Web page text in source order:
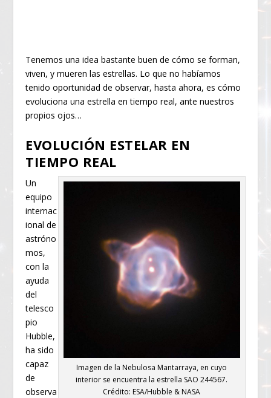
Tenemos una idea bastante buen de cómo se forman,
viven, y mueren las estrellas. Lo que no habíamos
tenido oportunidad de observar, hasta ahora, es cómo
evoluciona una estrella en tiempo real, ante nuestros
propios ojos…
EVOLUCIÓN ESTELAR EN
TIEMPO REAL
Imagen de la Nebulosa Mantarraya, en cuyo
interior se encuentra la estrella SAO 244567.
Crédito: ESA/Hubble & NASA
Un
equipo
internac
ional de
astróno
mos,
con la
ayuda
del
telesco
pio
Hubble,
ha sido
capaz
de
observa